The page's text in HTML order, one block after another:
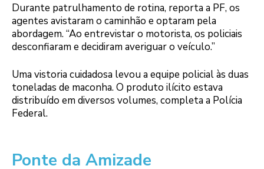
Durante patrulhamento de rotina, reporta a PF, os
agentes avistaram o caminhão e optaram pela
abordagem. “Ao entrevistar o motorista, os policiais
desconfiaram e decidiram averiguar o veículo.”
Uma vistoria cuidadosa levou a equipe policial às duas
toneladas de maconha. O produto ilícito estava
distribuído em diversos volumes, completa a Polícia
Federal.
Ponte da Amizade